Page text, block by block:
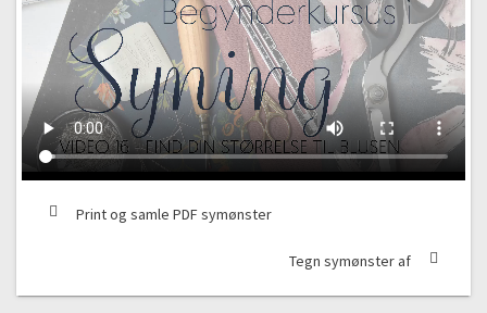
Print og samle PDF symønster
Tegn symønster af